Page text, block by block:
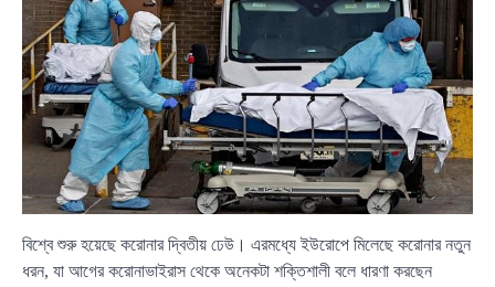
বিশ্বে শুরু হয়েছে করোনার দ্বিতীয় ঢেউ। এরমধ্যে ইউরোপে মিলেছে করোনার নতুন
ধরন, যা আগের করোনাভাইরাস থেকে অনেকটা শক্তিশালী বলে ধারণা করছেন